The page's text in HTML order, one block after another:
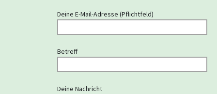
Deine E-Mail-Adresse (Pflichtfeld)
Betreff
Deine Nachricht